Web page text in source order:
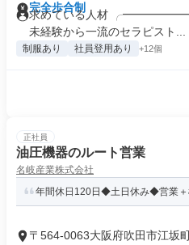
完全歩合制
求めている人材
未経験から一流のセラピスト...
制服あり 社員登用あり +12個
正社員
油圧機器のルート営業
名岐産業株式会社
年間休日120日◆土日休み◆営業＋
〒564-0063大阪府吹田市江坂